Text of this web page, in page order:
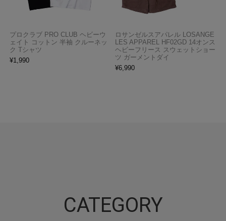
プロクラブ PRO CLUB ヘビーウ
ェイト コットン 半袖 クルーネッ
ク Tシャツ
¥1,990
ロサンゼルスアパレル LOSANGE
LES APPAREL HF02GD 14オンス
ヘビーフリース スウェットショー
ツ ガーメントダイ
¥6,990
CATEGORY